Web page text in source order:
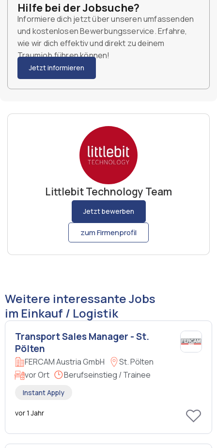
Hilfe bei der Jobsuche?
Informiere dich jetzt über unseren umfassenden
und kostenlosen Bewerbungsservice. Erfahre,
wie wir dich effektiv und direkt zu deinem
Traumjob führen können!
Jetzt informieren
Littlebit Technology Team
Jetzt bewerben
zum Firmenprofil
Weitere interessante Jobs
im Einkauf / Logistik
Transport Sales Manager - St.
Pölten
FERCAM Austria GmbH
St. Pölten
vor Ort
Berufseinstieg / Trainee
Instant Apply
vor 1 Jahr